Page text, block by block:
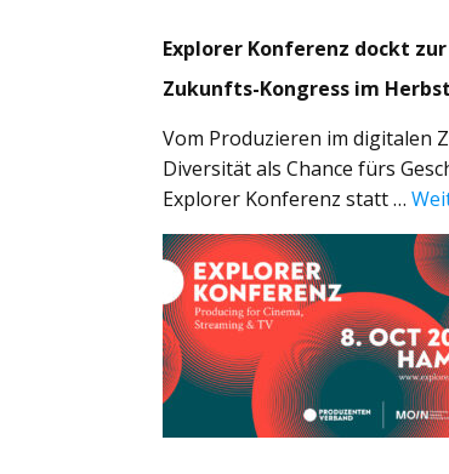
Explorer Konferenz dockt
Zukunfts-Kongress im Herbst
Vom Produzieren im digitalen
Diversität als Chance fürs
Explorer Konferenz statt …